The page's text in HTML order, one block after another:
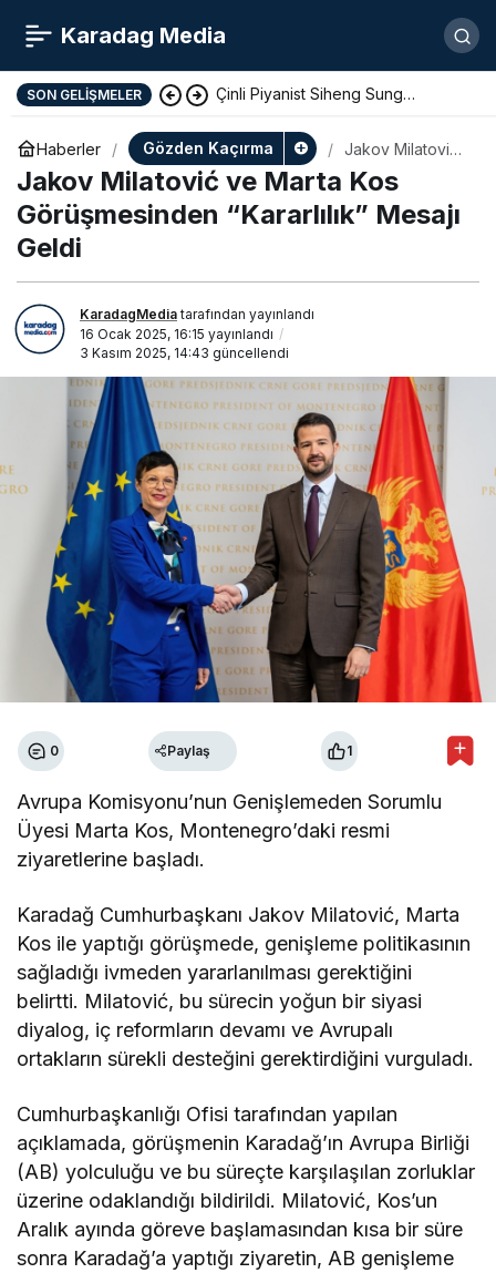
Karadag Media
SON GELIŞMELER Çinli Piyanist Siheng Sung
KotorArt Festivalinde Sahne Alıyor
Haberler Gözden Kaçırma
Jakov Milatović
ve Marta Kos
Görüşmesinden
“Kararlılık”
Mesajı Geldi
Jakov Milatović ve Marta Kos
Görüşmesinden “Kararlılık” Mesajı
Geldi
KaradagMediatarafından yayınlandı
16 Ocak 2025, 16:15 yayınlandı
3 Kasım 2025, 14:43 güncellendi
0 Paylaş 1
Avrupa Komisyonu’nun Genişlemeden Sorumlu
Üyesi Marta Kos, Montenegro’daki resmi
ziyaretlerine başladı.
Karadağ Cumhurbaşkanı Jakov Milatović, Marta
Kos ile yaptığı görüşmede, genişleme politikasının
sağladığı ivmeden yararlanılması gerektiğini
belirtti. Milatović, bu sürecin yoğun bir siyasi
diyalog, iç reformların devamı ve Avrupalı
ortakların sürekli desteğini gerektirdiğini vurguladı.
Cumhurbaşkanlığı Ofisi tarafından yapılan
açıklamada, görüşmenin Karadağ’ın Avrupa Birliği
(AB) yolculuğu ve bu süreçte karşılaşılan zorluklar
üzerine odaklandığı bildirildi. Milatović, Kos’un
Aralık ayında göreve başlamasından kısa bir süre
sonra Karadağ’a yaptığı ziyaretin, AB genişleme